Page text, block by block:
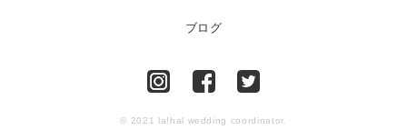
ブログ
© 2021 la!hal wedding coordinator.